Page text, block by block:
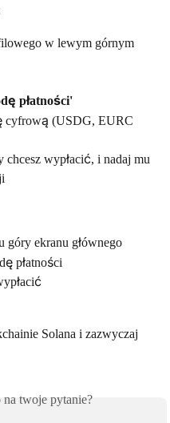
w lewym górnym
płatności'
cyfrową (USDG, EURC
chcesz wypłacić, i nadaj mu
góry ekranu głównego
płatności
Solana i zazwyczaj
na twoje pytanie?